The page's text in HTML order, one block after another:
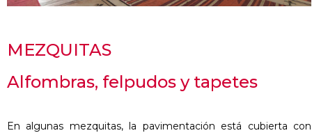
MEZQUITAS
Alfombras, felpudos y tapetes
En algunas mezquitas, la pavimentación está cubierta con